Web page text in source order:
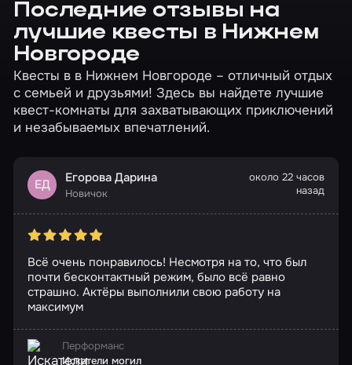
Последние отзывы на
лучшие квесты в Нижнем
Новгороде
Квесты в в Нижнем Новгороде – отличный отдых
с семьей и друзьями! Здесь вы найдете лучшие
квест-комнаты для захватывающих приключений
и незабываемых впечатлений.
ЕД Егорова Дарина
Новичок
около 22 часов
назад
Всё очень понравилось! Несмотря на то, что был
почти бесконтактный режим, было всё равно
страшно. Актёры выполнили свою работу на
максимум
Перформанс
Искатели могил